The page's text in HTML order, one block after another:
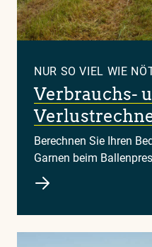
NUR SO VIEL WIE
Verbrauchs-
Berechnen Sie Ihren
Garnen beim